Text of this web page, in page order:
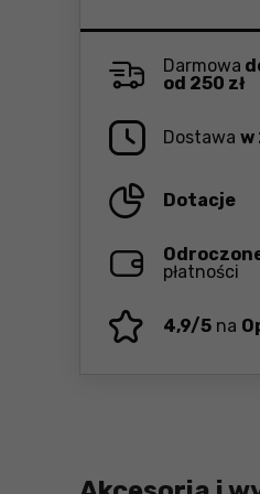
Darmowa
od 250 zł
Dostawa w
Dotacje
płatności
4,9/5 na